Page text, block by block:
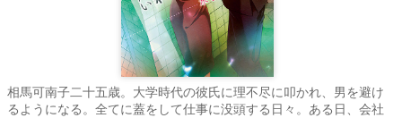
相馬可南子二十五歳。大学時代の彼氏に理不尽に叩かれ、男を避け
るようになる。全てに蓋をして仕事に没頭する日々。ある日、会社